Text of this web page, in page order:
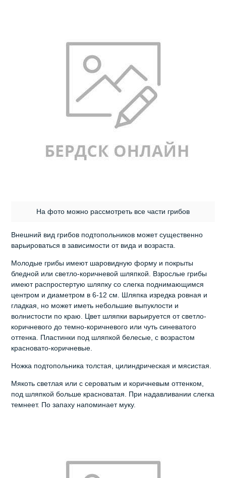
На фото можно рассмотреть все части грибов
Внешний вид грибов подтопольников может существенно
варьироваться в зависимости от вида и возраста.
Молодые грибы имеют шаровидную форму и покрыты
бледной или светло-коричневой шляпкой. Взрослые грибы
имеют распростертую шляпку со слегка поднимающимся
центром и диаметром в 6-12 см. Шляпка изредка ровная и
гладкая, но может иметь небольшие выпуклости и
волнистости по краю. Цвет шляпки варьируется от светло-
коричневого до темно-коричневого или чуть синеватого
оттенка. Пластинки под шляпкой белесые, с возрастом
красновато-коричневые.
Ножка подтопольника толстая, цилиндрическая и мясистая.
Мякоть светлая или с сероватым и коричневым оттенком,
под шляпкой больше красноватая. При надавливании слегка
темнеет. По запаху напоминает муку.